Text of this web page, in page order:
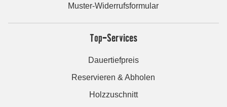
Muster-Widerrufsformular
Top-Services
Dauertiefpreis
Reservieren & Abholen
Holzzuschnitt